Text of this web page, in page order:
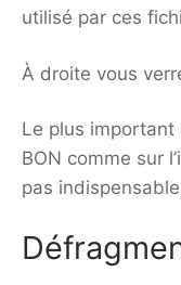
utilisé par ces
À droite vous
Le plus important
BON comme sur
pas